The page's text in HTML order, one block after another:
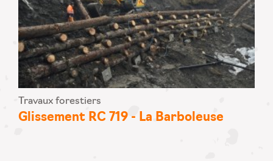
Travaux forestiers
Glissement RC 719 - La Barboleuse